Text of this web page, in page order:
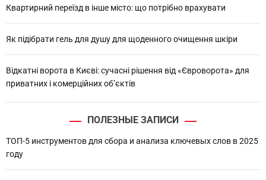
Квартирний переїзд в інше місто: що потрібно врахувати
Як підібрати гель для душу для щоденного очищення шкіри
Відкатні ворота в Києві: сучасні рішення від «Євроворота» для
приватних і комерційних об’єктів
ПОЛЕЗНЫЕ ЗАПИСИ
ТОП-5 инструментов для сбора и анализа ключевых слов в 2025
году